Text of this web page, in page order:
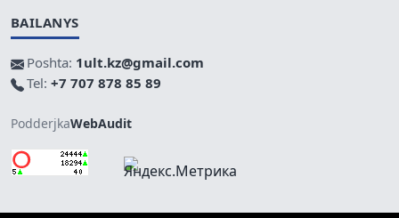
BAILANYS
Poshta: 1ult.kz@gmail.com
Tel: +7 707 878 85 89
PodderjkaWebAudit